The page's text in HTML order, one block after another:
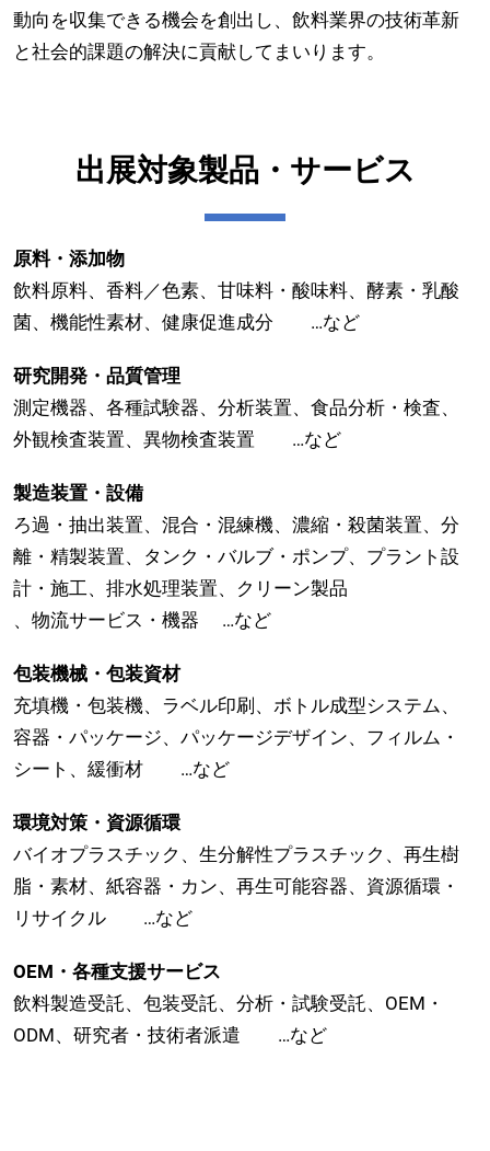
動向を収集できる機会を創出し、飲料業界の技術革新
と社会的課題の解決に貢献してまいります。
出展対象製品・サービス
原料・添加物
飲料原料、香料／色素、甘味料・酸味料、酵素・乳酸
菌、機能性素材、健康促進成分 …など
研究開発・品質管理
測定機器、各種試験器、分析装置、食品分析・検査、
外観検査装置、異物検査装置 …など
製造装置・設備
ろ過・抽出装置、混合・混練機、濃縮・殺菌装置、分
離・精製装置、タンク・バルブ・ポンプ、プラント設
計・施工、排水処理装置、クリーン製品
、物流サービス・機器 …など
包装機械・包装資材
充填機・包装機、ラベル印刷、ボトル成型システム、
容器・パッケージ、パッケージデザイン、フィルム・
シート、緩衝材 …など
環境対策・資源循環
バイオプラスチック、生分解性プラスチック、再生樹
脂・素材、紙容器・カン、再生可能容器、資源循環・
リサイクル …など
OEM・各種支援サービス
飲料製造受託、包装受託、分析・試験受託、OEM・
ODM、研究者・技術者派遣 …など